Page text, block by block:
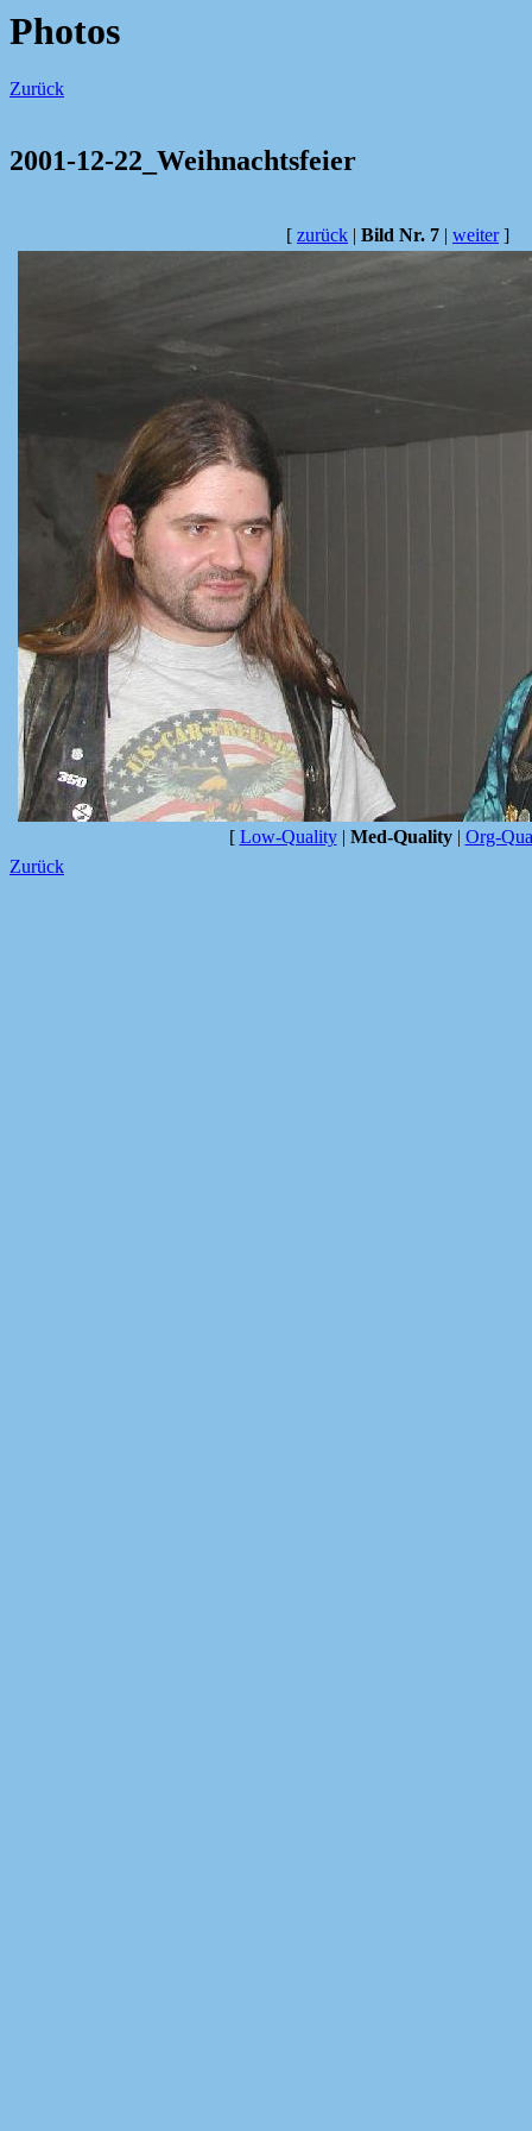
Photos
Zurück
2001-12-22_Weihnachtsfeier
[ zurück | Bild Nr. 7 | weiter]
[ Low-Quality| Med-Quality| Org-
Zurück